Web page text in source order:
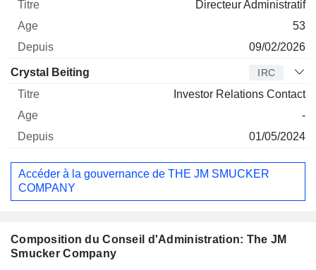
Directeur Administratif
53
09/02/2026
Crystal Beiting IRC
Investor Relations Contact
-
01/05/2024
Accéder à la gouvernance de THE JM SMUCKER
COMPANY
Composition du Conseil d'Administration: The JM
Smucker Company